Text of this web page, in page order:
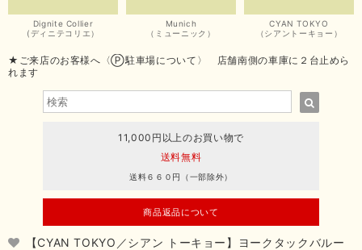
Dignite Collier
(ディニテコリエ）
Munich
（ミューニック）
CYAN TOKYO
（シアントーキョー）
★ご来店のお客様へ〈Ⓟ駐車場について〉 店舗南側の車庫に２台止めら
れます
11,000円以上のお買い物で
送料無料
送料６６０円（一部除外）
商品返品について
【CYAN TOKYO／シアン トーキョー】ヨークタックバルー